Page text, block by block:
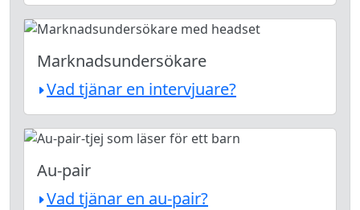
Marknadsundersökare
Vad tjänar en intervjuare?
Au-pair
Vad tjänar en au-pair?